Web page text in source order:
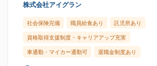
株式会社アイグラン
社会保険完備 職員給食あり 託児所あり
資格取得支援制度・キャリアアップ充実
車通勤・マイカー通勤可 退職金制度あり